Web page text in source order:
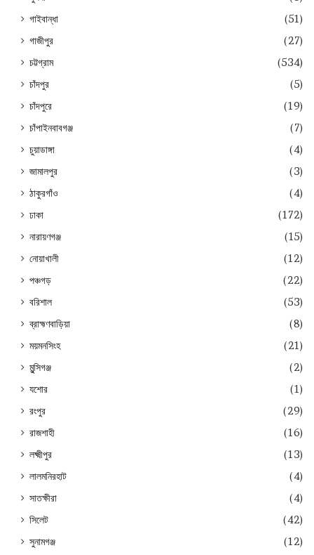
গাইবান্ধা
(51)
গাজীপুর
(27)
চট্টগ্রাম
(534)
চাঁদপুর
(5)
চাঁদপুরে
(19)
চাঁপাইনবাবগঞ্জ
(7)
চুয়াডাঙ্গা
(4)
জামালপুর
(3)
ঠাকুরগাঁও
(4)
ঢাকা
(172)
নারায়ণগঞ্জ
(15)
নোয়াখালী
(12)
পঞ্চগড়
(22)
বরিশাল
(53)
ব্রাহ্মণবাড়িয়া
(8)
ময়মনসিংহ
(21)
মুন্সিগঞ্জ
(2)
যশোর
(1)
রংপুর
(29)
রাজশাহী
(16)
লক্ষ্মীপুর
(13)
লালমনিরহাট
(4)
সাতক্ষীরা
(4)
সিলেট
(42)
সুনামগঞ্জ
(12)